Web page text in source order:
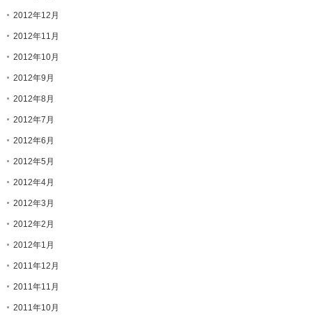
2012年12月
2012年11月
2012年10月
2012年9月
2012年8月
2012年7月
2012年6月
2012年5月
2012年4月
2012年3月
2012年2月
2012年1月
2011年12月
2011年11月
2011年10月